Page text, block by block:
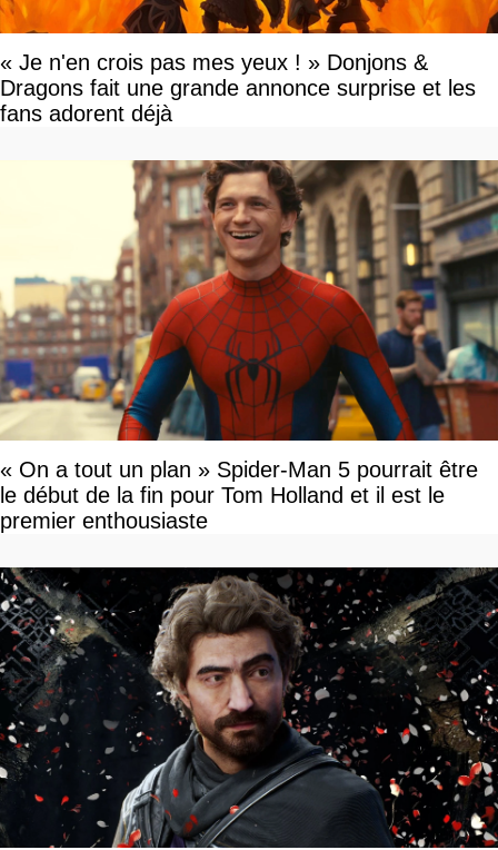
« Je n'en crois pas mes yeux ! » Donjons &
Dragons fait une grande annonce surprise et les
fans adorent déjà
« On a tout un plan » Spider-Man 5 pourrait être
le début de la fin pour Tom Holland et il est le
premier enthousiaste